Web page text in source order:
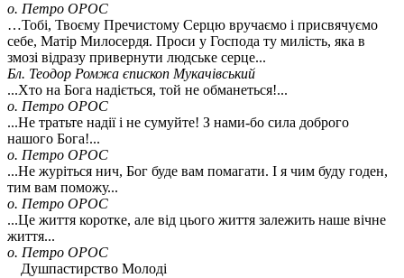
о. Петро ОРОС
…Тобі, Твоєму Пречистому Серцю вручаємо і присвячуємо
себе, Матір Милосердя. Проси у Господа ту милість, яка в
змозі відразу привернути людське серце...
Бл. Теодор Ромжа єпископ Мукачівський
...Хто на Бога надіється, той не обманеться!...
о. Петро ОРОС
...Не тратьте надії і не сумуйте! З нами-бо сила доброго
нашого Бога!...
о. Петро ОРОС
...Не журіться нич, Бог буде вам помагати. І я чим буду годен,
тим вам поможу...
о. Петро ОРОС
...Це життя коротке, але від цього життя залежить наше вічне
життя...
о. Петро ОРОС
Душпастирство Молоді